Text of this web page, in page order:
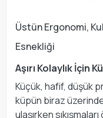
Üstün Ergonomi,
Esnekliği
Aşırı Kolaylık İçin
Küçük, hafif, düşük
küpün biraz
ulaşırken